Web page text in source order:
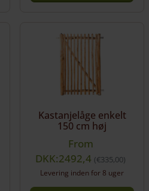
varianter.
Mulighederne
varesiden
Kastanjelåge enkelt
150 cm høj
From
DKK:2492,4 €335,00
Levering inden for 8 uger